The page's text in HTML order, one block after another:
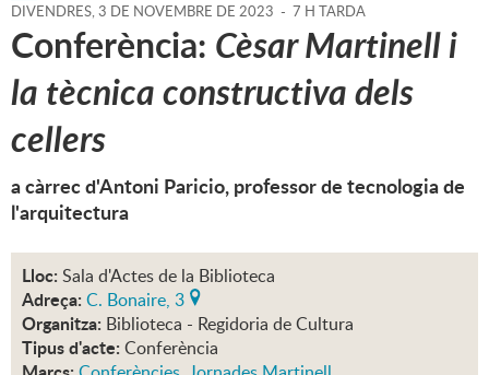
DIVENDRES,3 DE NOVEMBRE DE 2023 - 7 H TARDA
Conferència: Cèsar Martinell i
la tècnica constructiva dels
cellers
a càrrec d'Antoni Paricio, professor de tecnologia de
l'arquitectura
Lloc: Sala d'Actes de la Biblioteca
Adreça: C. Bonaire, 3
Organitza: Biblioteca - Regidoria de Cultura
Tipus d'acte: Conferència